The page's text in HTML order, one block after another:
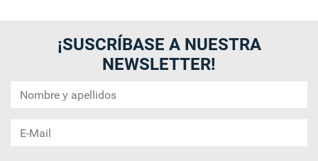
¡SUSCRÍBASE A NUESTRA
NEWSLETTER!